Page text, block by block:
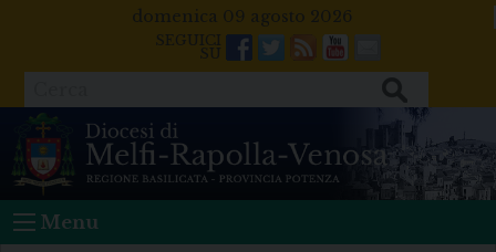
domenica 09 agosto 2026
Facebook
Twitter
FeedsYoutube
Mail
Menu